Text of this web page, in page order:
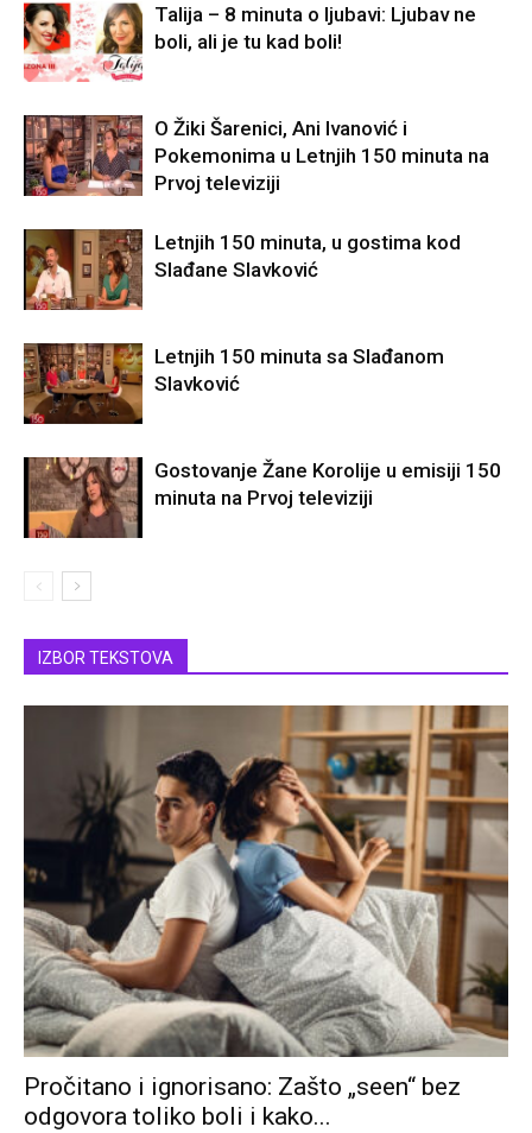
Talija – 8 minuta o ljubavi: Ljubav ne
boli, ali je tu kad boli!
O Žiki Šarenici, Ani Ivanović i
Pokemonima u Letnjih 150 minuta na
Prvoj televiziji
Letnjih 150 minuta, u gostima kod
Slađane Slavković
Letnjih 150 minuta sa Slađanom
Slavković
Gostovanje Žane Korolije u emisiji 150
minuta na Prvoj televiziji
IZBOR TEKSTOVA
Pročitano i ignorisano: Zašto „seen“ bez
odgovora toliko boli i kako...